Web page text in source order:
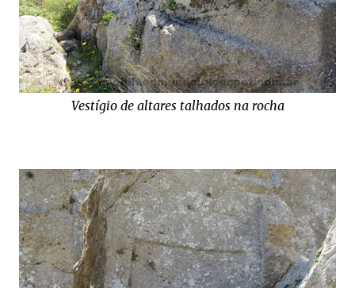
Vestígio de altares talhados na rocha